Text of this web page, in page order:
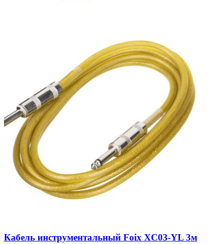
Кабель инструментальный Foix XC03-YL 3м